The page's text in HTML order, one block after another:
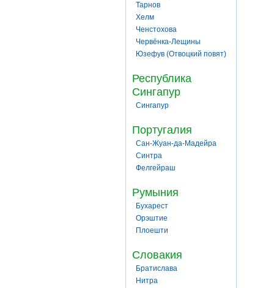
Тарнов
Хелм
Ченстохова
Червёнка-Лещины
Юзефув (Отвоцкий повят)
Республика
Сингапур
Сингапур
Португалия
Сан-Жуан-да-Мадейра
Синтра
Фелгейраш
Румыния
Бухарест
Орэштие
Плоешти
Словакия
Братислава
Нитра